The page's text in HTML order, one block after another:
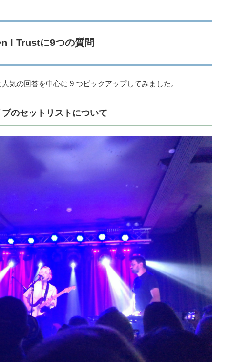
I Trustに9つの質問
気の回答を中心に 9 つピックアップしてみました。
ブのセットリストについて